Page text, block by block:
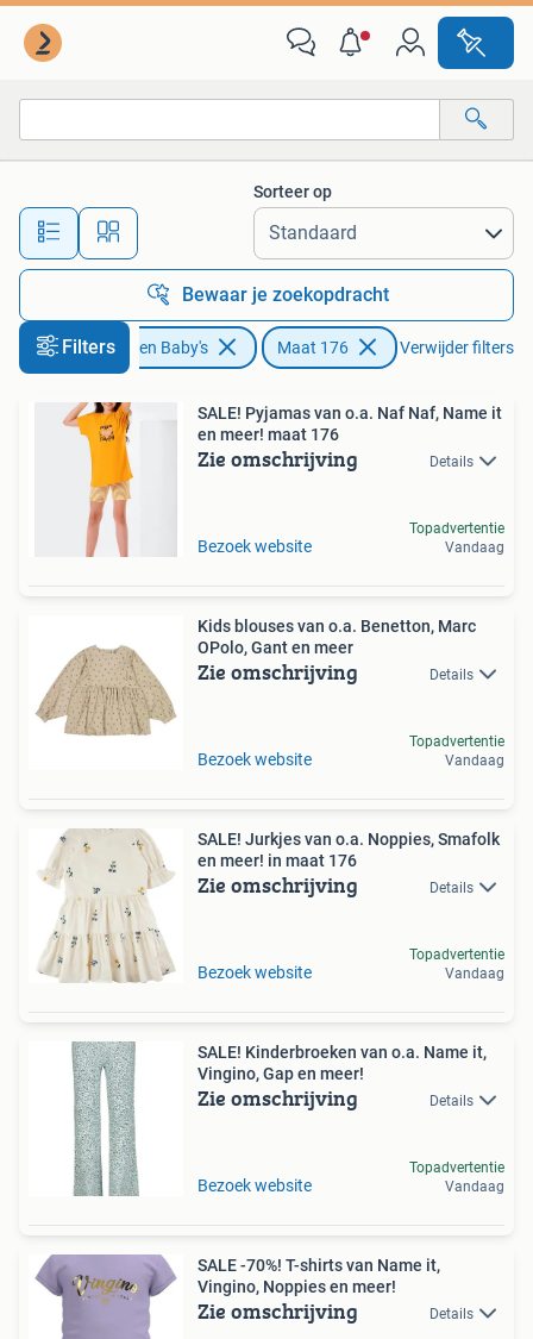
Alle afstanden…
Sorteer op
Bewaar je zoekopdracht
Filters
Kinderen en Baby's Maat 176 Verwijder filters
SALE! Pyjamas van o.a. Naf Naf, Name it
en meer! maat 176
Zie omschrijving Details
Bezoek website
Topadvertentie
Vandaag
Kids blouses van o.a. Benetton, Marc
OPolo, Gant en meer
Zie omschrijving Details
Bezoek website
Topadvertentie
Vandaag
SALE! Jurkjes van o.a. Noppies, Smafolk
en meer! in maat 176
Zie omschrijving Details
Bezoek website
Topadvertentie
Vandaag
SALE! Kinderbroeken van o.a. Name it,
Vingino, Gap en meer!
Zie omschrijving Details
Bezoek website
Topadvertentie
Vandaag
SALE -70%! T-shirts van Name it,
Vingino, Noppies en meer!
Zie omschrijving Details